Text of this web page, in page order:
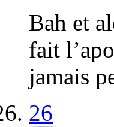
Bah et
fait
jamais
26